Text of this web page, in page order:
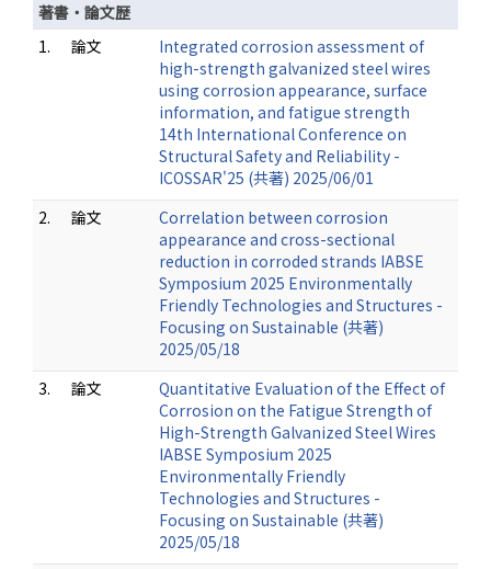
著書・論文歴
1.
論文
Integrated corrosion assessment of
high-strength galvanized steel wires
using corrosion appearance, surface
information, and fatigue strength
14th International Conference on
Structural Safety and Reliability -
ICOSSAR'25 (共著) 2025/06/01
2.
論文
Correlation between corrosion
appearance and cross-sectional
reduction in corroded strands IABSE
Symposium 2025 Environmentally
Friendly Technologies and Structures -
Focusing on Sustainable (共著)
2025/05/18
3.
論文
Quantitative Evaluation of the Effect of
Corrosion on the Fatigue Strength of
High-Strength Galvanized Steel Wires
IABSE Symposium 2025
Environmentally Friendly
Technologies and Structures -
Focusing on Sustainable (共著)
2025/05/18